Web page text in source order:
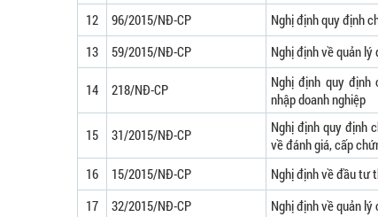
12 96/2015/NĐ-CP Nghị định quy định
13
59/2015/NĐ-CP Nghị định về quản
14 218/NĐ-CP
Nghị định quy
nhập doanh nghiệp
15 31/2015/NĐ-CP
Nghị định quy định
về đánh giá, cấp
16 15/2015/NĐ-CP Nghị định về đầu tư
17
32/2015/NĐ-CP Nghị định về quản